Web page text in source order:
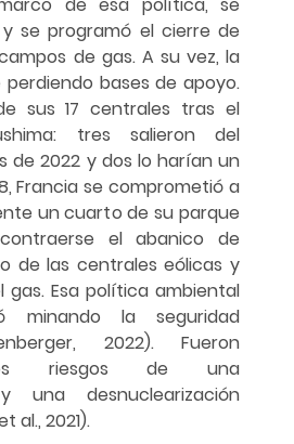
se programó el cierre de
de gas. A su vez, la
bases de apoyo.
sus 17 centrales tras el
tres salieron del
de 2022 y dos lo harían un
Francia se comprometió a
un cuarto de su parque
el abanico de
de las centrales eólicas y
gas. Esa política ambiental
minando la seguridad
2022). Fueron
los riesgos de una
una desnuclearización
al., 2021).